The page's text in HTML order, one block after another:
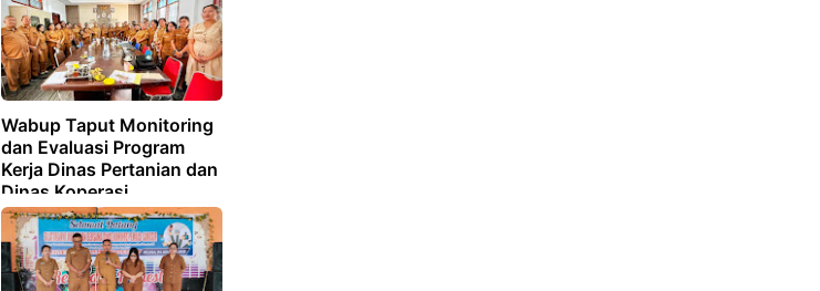
Wabup Taput Monitoring
dan Evaluasi Program
Kerja Dinas Pertanian dan
Dinas Koperasi